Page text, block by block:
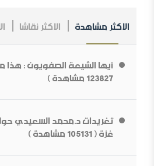
ما قولك في أبوي الرسول
مــلخص عــلاقــات الــملك عــبد￼￼
الاكثر مشاهدة الاكثر نقاشا
أيها الشيعة الصفويون : هذا
123827 مشاهدة )
تغريدات د.محمد السعيدي
غزة ( 105131 مشاهدة )